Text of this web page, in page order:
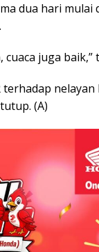
dua hari mulai
juga baik,”
nelayan
(A)